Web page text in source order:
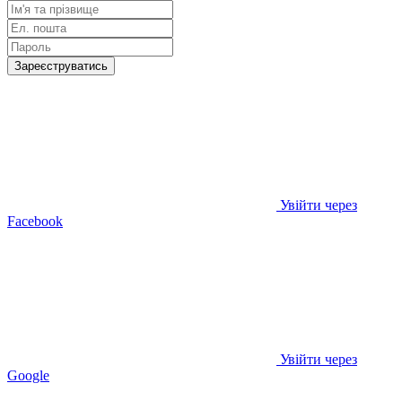
Зареєструватись
Увійти через
Facebook
Увійти через
Google